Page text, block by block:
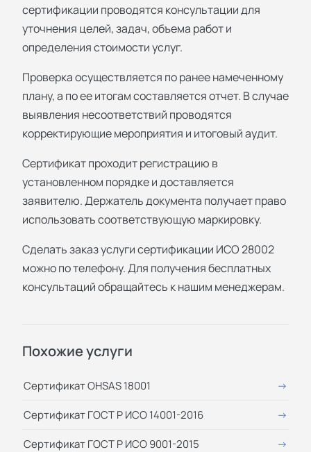
сертификации проводятся консультации для
уточнения целей, задач, объема работ и
определения стоимости услуг.
Проверка осуществляется по ранее намеченному
плану, а по ее итогам составляется отчет. В случае
выявления несоответствий проводятся
корректирующие мероприятия и итоговый аудит.
Сертификат проходит регистрацию в
установленном порядке и доставляется
заявителю. Держатель документа получает право
использовать соответствующую маркировку.
Сделать заказ услуги сертификации ИСО 28002
можно по телефону. Для получения бесплатных
консультаций обращайтесь к нашим менеджерам.
Похожие услуги
Сертификат OHSAS 18001
Сертификат ГОСТ Р ИСО 14001-2016
Сертификат ГОСТ Р ИСО 9001-2015